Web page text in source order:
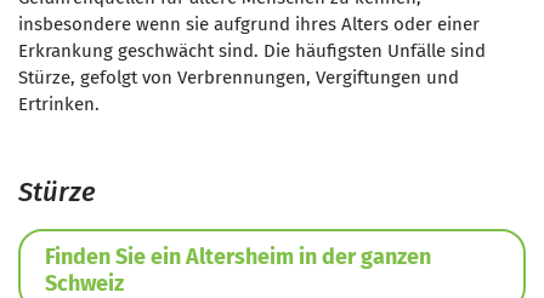
insbesondere wenn sie aufgrund ihres Alters oder einer
Erkrankung geschwächt sind. Die häufigsten Unfälle sind
Stürze, gefolgt von Verbrennungen, Vergiftungen und
Ertrinken.
Stürze
Finden Sie ein Altersheim in der ganzen
Schweiz